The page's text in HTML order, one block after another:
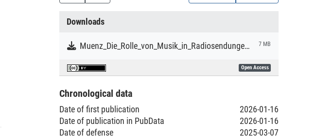
Downloads
Muenz_Die_Rolle_von_Musik_in_Radiosendungen_der_kubanischen_Diaspora_Diss.pdf 7 MB
Open Access
Chronological data
Date of first publication
2026-01-16
Date of publication in PubData
2026-01-16
Date of defense
2025-03-07